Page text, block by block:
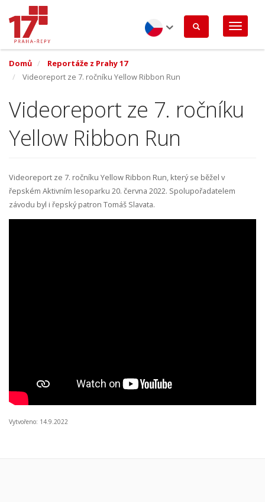
hlavnímu
obsahu
Czech
Domů
Reportáže z Prahy 17
Videoreport ze 7. ročníku Yellow Ribbon Run
Videoreport ze 7. ročníku
Yellow Ribbon Run
Videoreport ze 7. ročníku Yellow Ribbon Run, který se běžel v
řepském Aktivním lesoparku 20. června 2022. Spolupořadatelem
závodu byl i řepský patron Tomáš Slavata.
Vytvořeno: 14.9.2022